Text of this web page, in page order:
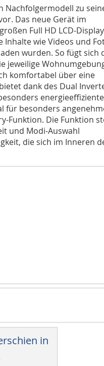
Nachfolgermodell zu
Das neue Gerät im
Full HD LCD-Display
wie Videos und
wurden. So fügt sich
jeweilige
komfortabel über eine
dank des Dual
energieeffiziente
für besonders
Funktion. Die Funktion
und Modi-Auswahl
die sich im Inneren
in